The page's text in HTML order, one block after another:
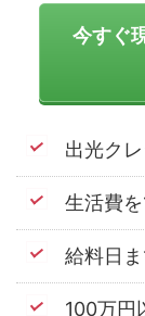
今すぐ
出光ク
生活費
給料日
100万円